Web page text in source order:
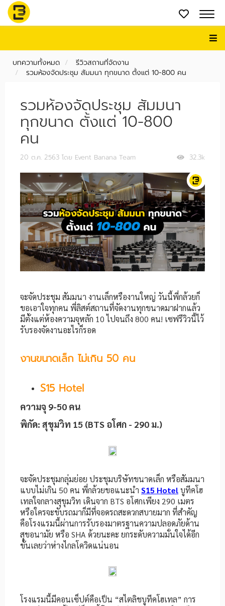
บทความทั้งหมด
รีวิวสถานที่จัดงาน
รวมห้องจัดประชุม สัมมนา ทุกขนาด ตั้งแต่ 10-800 คน
รวมห้องจัดประชุม สัมมนา
ทุกขนาด ตั้งแต่ 10-800
คน
32.3k
20 ต.ค. 2563 โดย Event Banana Team
จะจัดประชุม สัมมนา งานเล็กหรืองานใหญ่ วันนี้พี่กล้วยก็
ขอเอาใจทุกคน พี่ลิสต์สถานที่จัดงานทุกขนาดมาฝากแล้ว
มีตั้งแต่ห้องความจุหลัก 10 ไปจนถึง 800 คน! เซฟรีวิวนี้ไว้
รับรองจัดงานอะไรก็รอด
งานขนาดเล็ก ไม่เกิน 50 คน
S15 Hotel
ความจุ 9-50 คน
พิกัด: สุขุมวิท 15 (BTS อโศก - 290 ม.)
จะจัดประชุมกลุ่มย่อย ประชุมบริษัทขนาดเล็ก หรือสัมมนา
แบบไม่เกิน 50 คน พี่กล้วยขอแนะนำ S15 Hotelบูทีคโฮ
เทลใจกลางสุขุมวิท เดินจาก BTS อโศกเพียง 290 เมตร
หรือใครจะขับรถมาก็มีที่จอดรถสะดวกสบายมาก ที่สำคัญ
คือโรงแรมนี้ผ่านการรับรองมาตรฐานความปลอดภัยด้าน
สุขอนามัย หรือ SHA ด้วยนะคะ ยกระดับความมั่นใจได้อีก
ขั้นเลยว่าห่างไกลโควิดแน่นอน
โรงแรมนี้มีคอนเซ็ปต์คือเป็น “สไตลิชบูทีคโฮเทล” การ